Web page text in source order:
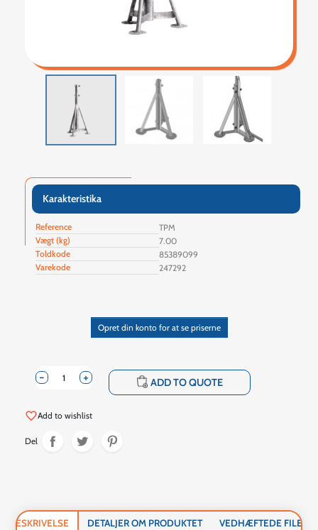
Karakteristika
Reference
TPM
Vægt (kg)
7.00
Toldkode
85389099
Varekode
247292
Opret din konto for at se priserne
+
- shopping_cart ADD TO QUOTE
favorite_borderAdd to wishlist
Del
BESKRIVELSE DETALJER OM PRODUKTET VEDHÆFTEDE FILER